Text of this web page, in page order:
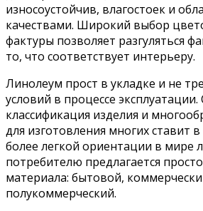
износоустойчив, влагостоек и
качествами. Широкий выбор
фактуры позволяет разгуляться
то, что соответствует интерьеру.
Линолеум прост в укладке и не
условий в процессе
классификация изделия и
для изготовления многих ставит
более легкой ориентации в мире
потребителю предлагается
материала: бытовой,
полукоммерческий.